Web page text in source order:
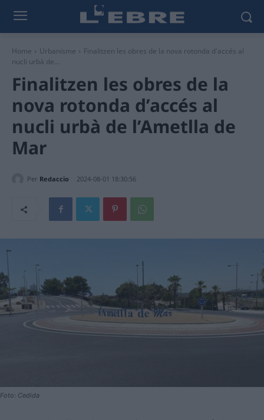
Home Urbanisme
Finalitzen les obres de la nova rotonda d'accés al
nucli urbà de...
Finalitzen les obres de la
nova rotonda d’accés al
nucli urbà de l’Ametlla de
Mar
Per Redaccio 2024-08-01 18:30:56
Foto: Cedida